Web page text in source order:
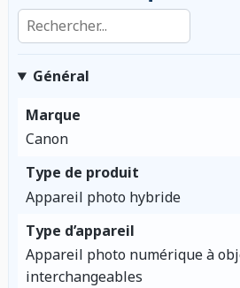
Rechercher dans les
Général
Marque
Canon
Type de produit
Appareil photo hybride
Type d’appareil
Appareil photo numérique à
interchangeables